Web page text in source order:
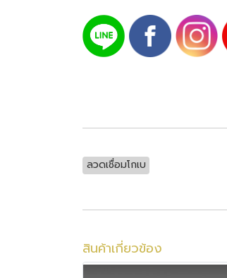
ลวดเชื่อมโกเบ
สินค้าเกี่ยวข้อง